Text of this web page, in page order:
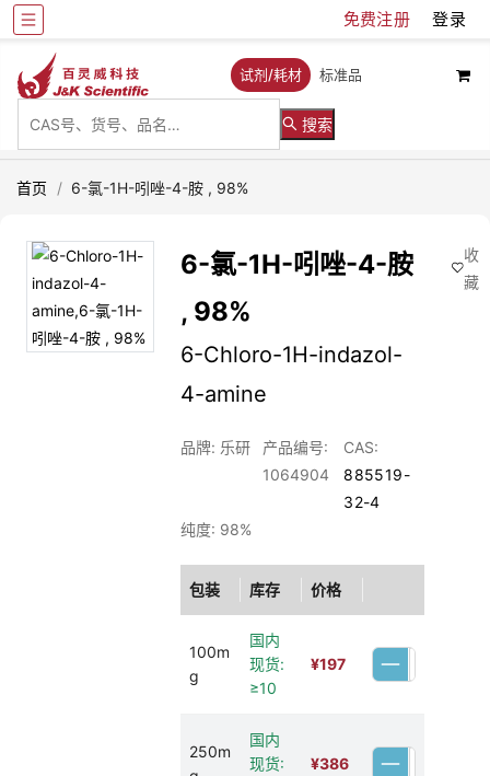
免费注册 登录
试剂/耗材 标准品
搜索
首页 / 6-氯-1H-吲唑-4-胺 , 98%
6-氯-1H-吲唑-4-胺
, 98%
6-Chloro-1H-indazol-
4-amine
品牌: 乐研
产品编号:
1064904
CAS:
885519-
32-4
纯度: 98%
包装 库存 价格
100m
g
国内
现货:
≥10
¥197
250m
国内
现货:
¥386
收
藏